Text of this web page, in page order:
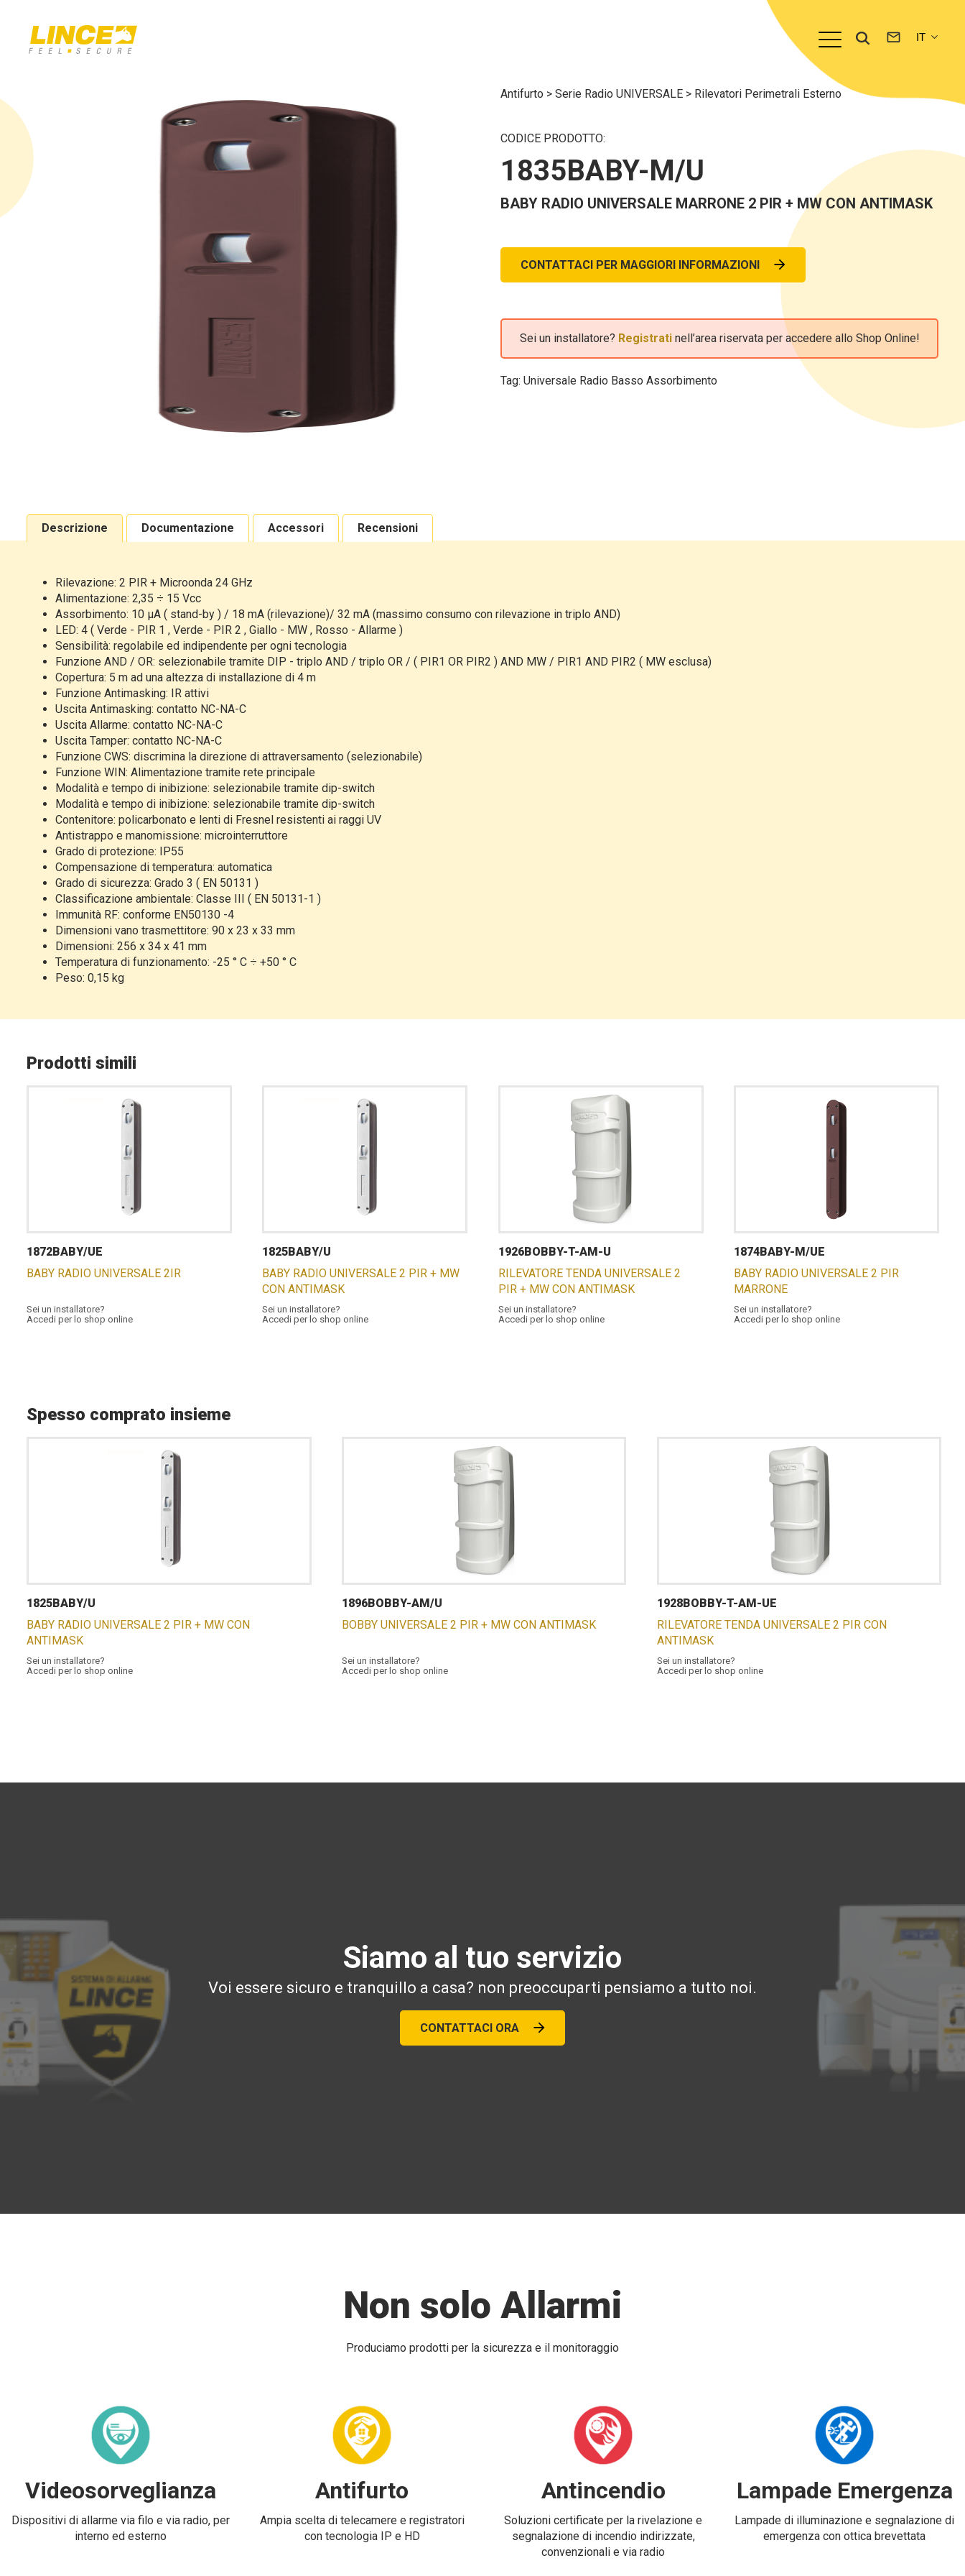
Antifurto >Serie Radio UNIVERSALE > Rilevatori Perimetrali Esterno
CODICE PRODOTTO:
1835BABY-M/U
BABY RADIO UNIVERSALE MARRONE 2 PIR + MW CON ANTIMASK
CONTATTACI PER MAGGIORI INFORMAZIONI
Sei un installatore? Registratinell’area riservata per accedere allo Shop Online!
Tag:Universale Radio Basso Assorbimento
Descrizione Documentazione Accessori Recensioni
Rilevazione: 2 PIR + Microonda 24 GHz
Alimentazione: 2,35 ÷ 15 Vcc
Assorbimento: 10 μA ( stand-by ) / 18 mA (rilevazione)/ 32 mA (massimo consumo con rilevazione in triplo AND)
LED: 4 ( Verde - PIR 1 , Verde - PIR 2 , Giallo - MW , Rosso - Allarme )
Sensibilità: regolabile ed indipendente per ogni tecnologia
Funzione AND / OR: selezionabile tramite DIP - triplo AND / triplo OR / ( PIR1 OR PIR2 ) AND MW / PIR1 AND PIR2 ( MW esclusa)
Copertura: 5 m ad una altezza di installazione di 4 m
Funzione Antimasking: IR attivi
Uscita Antimasking: contatto NC-NA-C
Uscita Allarme: contatto NC-NA-C
Uscita Tamper: contatto NC-NA-C
Funzione CWS: discrimina la direzione di attraversamento (selezionabile)
Funzione WIN: Alimentazione tramite rete principale
Modalità e tempo di inibizione: selezionabile tramite dip-switch
Modalità e tempo di inibizione: selezionabile tramite dip-switch
Contenitore: policarbonato e lenti di Fresnel resistenti ai raggi UV
Antistrappo e manomissione: microinterruttore
Grado di protezione: IP55
Compensazione di temperatura: automatica
Grado di sicurezza: Grado 3 ( EN 50131 )
Classificazione ambientale: Classe III ( EN 50131-1 )
Immunità RF: conforme EN50130 -4
Dimensioni vano trasmettitore: 90 x 23 x 33 mm
Dimensioni: 256 x 34 x 41 mm
Temperatura di funzionamento: -25 ° C ÷ +50 ° C
Peso: 0,15 kg
Prodotti simili
1872BABY/UE
BABY RADIO UNIVERSALE 2IR
Sei un installatore?
Accedi per lo shop online
1825BABY/U
BABY RADIO UNIVERSALE 2 PIR + MW
CON ANTIMASK
Sei un installatore?
Accedi per lo shop online
1926BOBBY-T-AM-U
RILEVATORE TENDA UNIVERSALE 2
PIR + MW CON ANTIMASK
Sei un installatore?
Accedi per lo shop online
1874BABY-M/UE
BABY RADIO UNIVERSALE 2 PIR
MARRONE
Sei un installatore?
Accedi per lo shop online
Spesso comprato insieme
1825BABY/U
BABY RADIO UNIVERSALE 2 PIR + MW CON
ANTIMASK
Sei un installatore?
Accedi per lo shop online
1896BOBBY-AM/U
BOBBY UNIVERSALE 2 PIR + MW CON ANTIMASK
Sei un installatore?
Accedi per lo shop online
1928BOBBY-T-AM-UE
RILEVATORE TENDA UNIVERSALE 2 PIR CON
ANTIMASK
Sei un installatore?
Accedi per lo shop online
Siamo al tuo servizio
Voi essere sicuro e tranquillo a casa? non preoccuparti pensiamo a tutto noi.
CONTATTACI ORA
Non solo Allarmi
Produciamo prodotti per la sicurezza e il monitoraggio
Videosorveglianza
Dispositivi di allarme via filo e via radio, per
interno ed esterno
Antifurto
Ampia scelta di telecamere e registratori
con tecnologia IP e HD
Antincendio
Soluzioni certificate per la rivelazione e
segnalazione di incendio indirizzate,
convenzionali e via radio
Lampade Emergenza
Lampade di illuminazione e segnalazione di
emergenza con ottica brevettata